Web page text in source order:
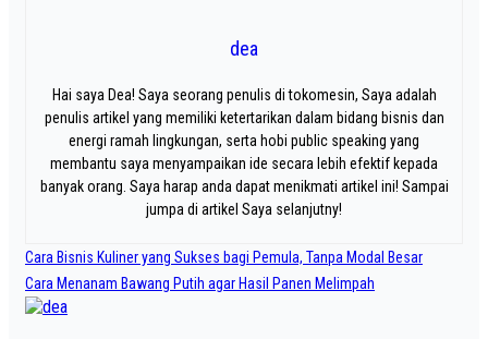
dea
Hai saya Dea! Saya seorang penulis di tokomesin, Saya adalah
penulis artikel yang memiliki ketertarikan dalam bidang bisnis dan
energi ramah lingkungan, serta hobi public speaking yang
membantu saya menyampaikan ide secara lebih efektif kepada
banyak orang. Saya harap anda dapat menikmati artikel ini! Sampai
jumpa di artikel Saya selanjutny!
Navigasi
pos
Cara Bisnis Kuliner yang Sukses bagi Pemula, Tanpa Modal Besar
Cara Menanam Bawang Putih agar Hasil Panen Melimpah